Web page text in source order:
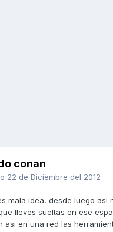
conan
22 de Diciembre del 2012
mala idea, desde luego asi
lleves sueltas en ese
asi en una red las